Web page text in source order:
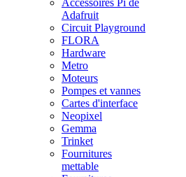
Accessoires Pi de
Adafruit
Circuit Playground
FLORA
Hardware
Metro
Moteurs
Pompes et vannes
Cartes d'interface
Neopixel
Gemma
Trinket
Fournitures
mettable